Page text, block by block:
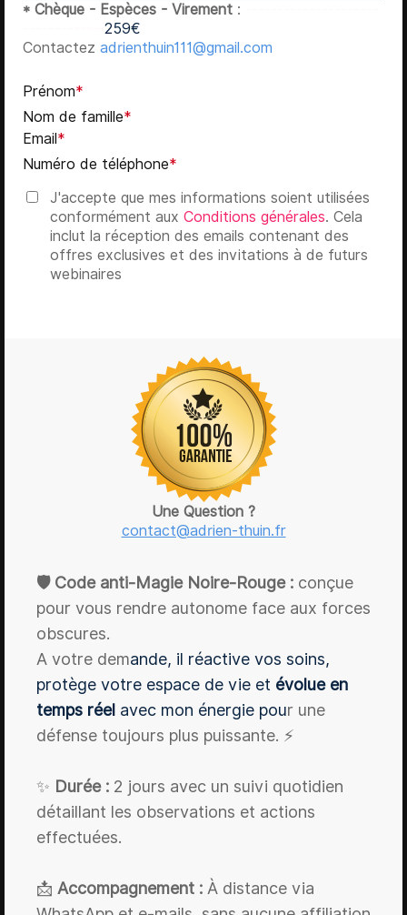
* Chèque - Espèces - Virement :
259€
Contactez adrienthuin111@gmail.com
Prénom*
Nom de famille*
Email *
Numéro de téléphone*
J'accepte que mes informations soient utilisées
conformément aux Conditions générales. Cela
inclut la réception des emails contenant des
offres exclusives et des invitations à de futurs
webinaires
Une Question ?
contact@adrien-thuin.fr
🛡️ Code anti-Magie Noire-Rouge : conçue
pour vous rendre autonome face aux forces
obscures.
A votre demande, il réactive vos soins,
protège votre espace de vie et évolue en
temps réel avec mon énergie pour une
défense toujours plus puissante. ⚡
✨ Durée : 2 jours avec un suivi quotidien
détaillant les observations et actions
effectuées.
📩 Accompagnement : À distance via